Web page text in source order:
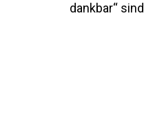
dankbar“